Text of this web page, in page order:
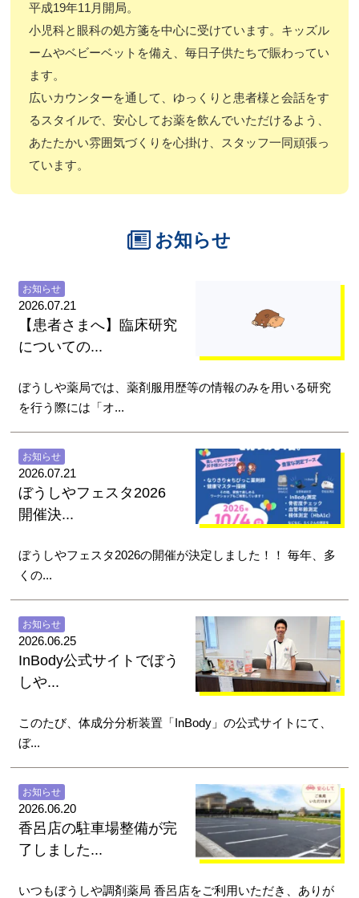
平成19年11月開局。
小児科と眼科の処方箋を中心に受けています。キッズル
ームやベビーベットを備え、毎日子供たちで賑わってい
ます。
広いカウンターを通して、ゆっくりと患者様と会話をす
るスタイルで、安心してお薬を飲んでいただけるよう、
あたたかい雰囲気づくりを心掛け、スタッフ一同頑張っ
ています。
お知らせ
2026.07.21
お知らせ
【患者さまへ】臨床研究
についての...
ぼうしや薬局では、薬剤服用歴等の情報のみを用いる研究
を行う際には「オ...
2026.07.21
お知らせ
ぼうしやフェスタ2026
開催決...
ぼうしやフェスタ2026の開催が決定しました！！ 毎年、多
くの...
2026.06.25
お知らせ
InBody公式サイトでぼう
しや...
このたび、体成分分析装置「InBody」の公式サイトにて、
ぼ...
2026.06.20
お知らせ
香呂店の駐車場整備が完
了しました...
いつもぼうしや調剤薬局 香呂店をご利用いただき、ありが